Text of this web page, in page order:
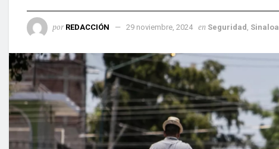
por REDACCIÓN 29 noviembre, 2024 en Seguridad Sinaloa